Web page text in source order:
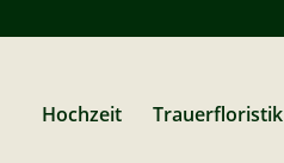
Hochzeit Trauerfloristik